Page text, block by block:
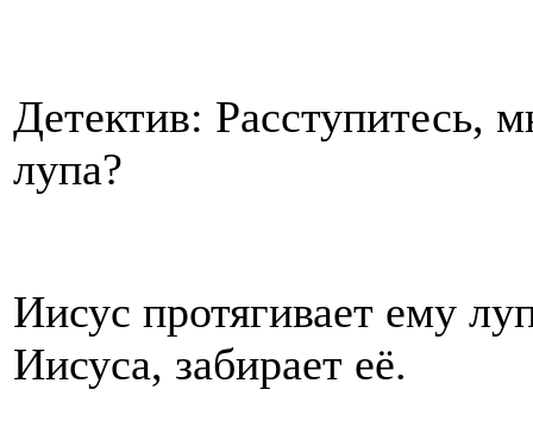
Детектив: Расступитесь,
лупа?
Иисус протягивает ему
Иисуса, забирает её.